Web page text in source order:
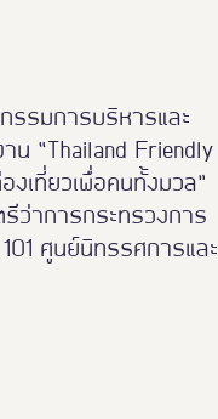
รรมการบริหารและ
“Thailand Friendly
เที่ยวเพื่อคนทั้งมวล”
ว่าการกระทรวงการ
ศูนย์นิทรรศการและ